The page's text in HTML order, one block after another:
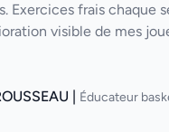
Exercices frais chaque
visible de mes
| Éducateur